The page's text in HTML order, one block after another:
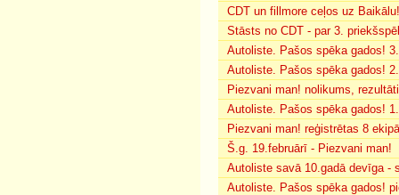
CDT un fillmore ceļos uz Baikālu!
Stāsts no CDT - par 3.
Autoliste. Pašos spēka gados!
Autoliste. Pašos spēka gados!
Piezvani man! nolikums,
Autoliste. Pašos spēka gados!
Piezvani man! reģistrētas 8
Š.g. 19.februārī - Piezvani man!
Autoliste savā 10.gadā devīga -
Autoliste. Pašos spēka gados!